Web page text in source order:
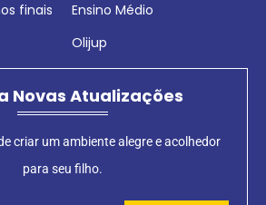
finais
Ensino Médio
Olijup
Novas Atualizações
criar um ambiente alegre e acolhedor
para seu filho.